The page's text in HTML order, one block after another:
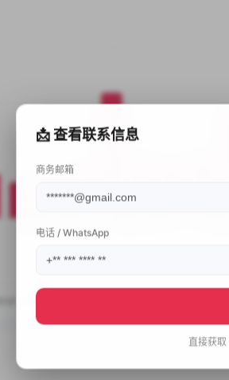
📩 查看联系信息
商务邮箱
电话 / WhatsApp
直接获取